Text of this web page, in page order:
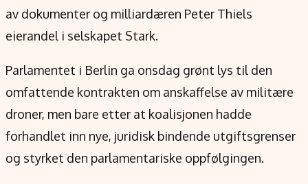
av dokumenter og milliardæren Peter Thiels
eierandel i selskapet Stark.
Parlamentet i Berlin ga onsdag grønt lys til den
omfattende kontrakten om anskaffelse av militære
droner, men bare etter at koalisjonen hadde
forhandlet inn nye, juridisk bindende utgiftsgrenser
og styrket den parlamentariske oppfølgingen.